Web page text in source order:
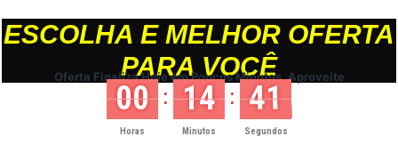
ESCOLHA E MELHOR OFERTA
PARA VOCÊ
Oferta Finaliza Hoje em Poucos Minutos, Aproveite
00
Horas
: 14
Minutos
: 41
Segundos